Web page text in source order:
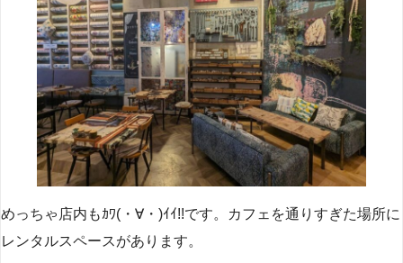
めっちゃ店内もｶﾜ(・∀・)ｲｲ!!です。カフェを通りすぎた場所に
レンタルスペースがあります。